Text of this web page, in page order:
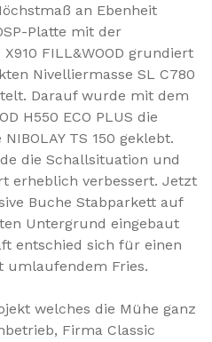
an Ebenheit
Platte mit der
FILL&WOOD grundiert
Nivelliermasse SL C780
Darauf wurde mit dem
H550 ECO PLUS die
TS 150 geklebt.
die Schallsituation und
erheblich verbessert. Jetzt
Buche Stabparkett auf
Untergrund eingebaut
entschied sich für einen
umlaufendem Fries.
welches die Mühe ganz
Firma Classic